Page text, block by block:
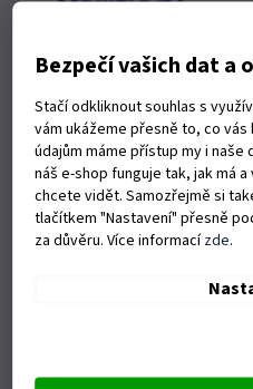
Bezpečí vašich dat a
Stačí odkliknout souhlas s
vám ukážeme přesně to, co
údajům máme přístup my i
náš e-shop funguje tak, jak má
chcete vidět. Samozřejmě si
tlačítkem "Nastavení" přesně
za důvěru. Více informacízde.